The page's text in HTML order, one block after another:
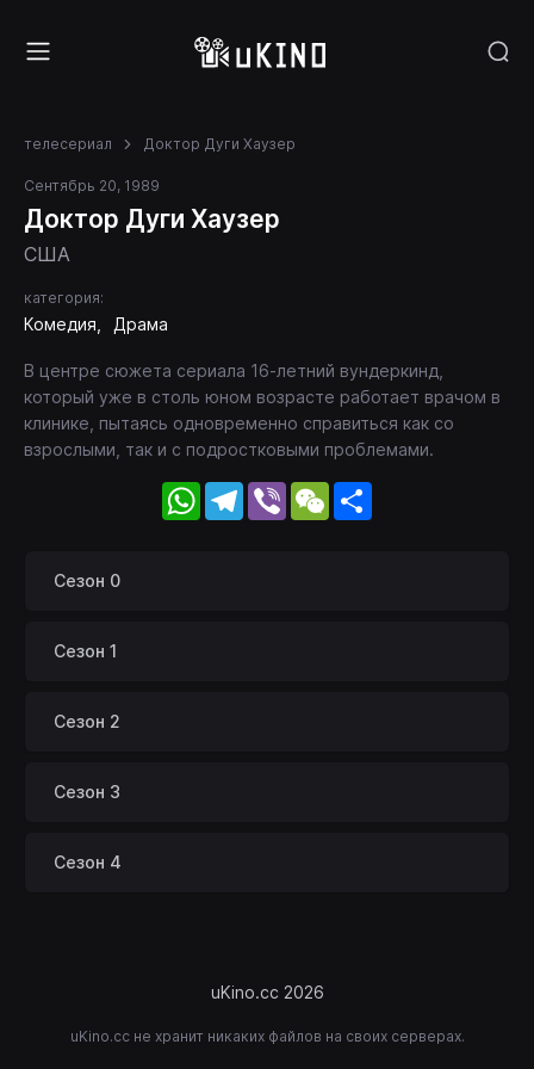
телесериал Доктор Дуги Хаузер
Сентябрь 20, 1989
Доктор Дуги Хаузер
США
категория:
Комедия Драма
В центре сюжета сериала 16-летний вундеркинд,
который уже в столь юном возрасте работает врачом в
клинике, пытаясь одновременно справиться как со
взрослыми, так и с подростковыми проблемами.
WhatsApp
Telegram
Viber WeChat
Сезон 0
Сезон 1
Сезон 2
Сезон 3
Сезон 4
uKino.cc 2026
uKino.cc не хранит никаких файлов на своих серверах.